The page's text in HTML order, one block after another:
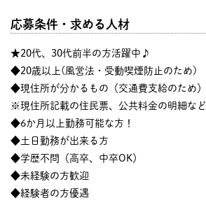
応募条件・求める人材
★20代、30代前半の方活躍中♪
◆20歳以上(風営法・受動喫煙防止のため)
◆現住所が分かるもの（交通費支給のため）
※現住所記載の住民票、公共料金の明細など
◆6か月以上勤務可能な方！
◆土日勤務が出来る方
◆学歴不問（高卒、中卒OK）
◆未経験の方歓迎
◆経験者の方優遇